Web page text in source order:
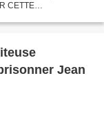
CETTE
Jean